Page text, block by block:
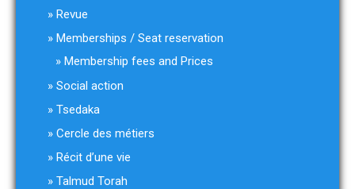
Revue
Memberships / Seat reservation
Membership fees and Prices
Social action
Tsedaka
Cercle des métiers
Récit d’une vie
Talmud Torah